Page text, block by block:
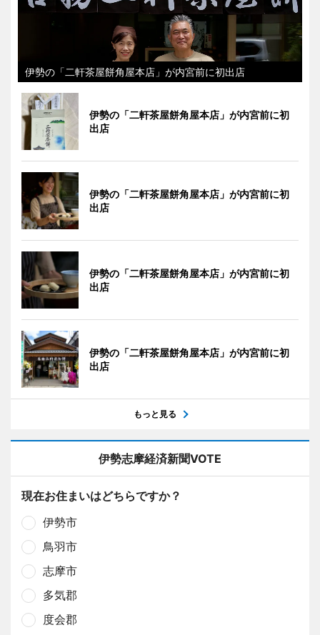
伊勢の「二軒茶屋餅角屋本店」が内宮前に初出店
伊勢の「二軒茶屋餅角屋本店」が内宮前に初
出店
伊勢の「二軒茶屋餅角屋本店」が内宮前に初
出店
伊勢の「二軒茶屋餅角屋本店」が内宮前に初
出店
伊勢の「二軒茶屋餅角屋本店」が内宮前に初
出店
もっと見る
伊勢志摩経済新聞VOTE
現在お住まいはどちらですか？
伊勢市
鳥羽市
志摩市
多気郡
度会郡